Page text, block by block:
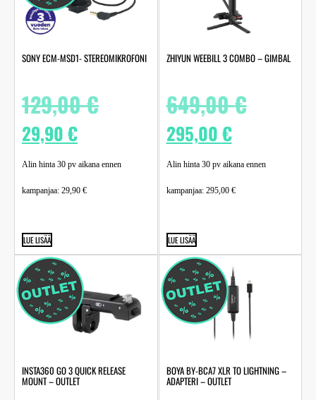
SONY ECM-MSD1- STEREOMIKROFONI
129,00€
29,90€
Alin hinta 30 pv aikana ennen
kampanjaa: 29,90 €
LUE LISÄÄ
ZHIYUN WEEBILL 3 COMBO – GIMBAL
649,00€
295,00€
Alin hinta 30 pv aikana ennen
kampanjaa: 295,00 €
LUE LISÄÄ
INSTA360 GO 3 QUICK RELEASE
MOUNT – OUTLET
BOYA BY-BCA7 XLR TO LIGHTNING –
ADAPTERI – OUTLET